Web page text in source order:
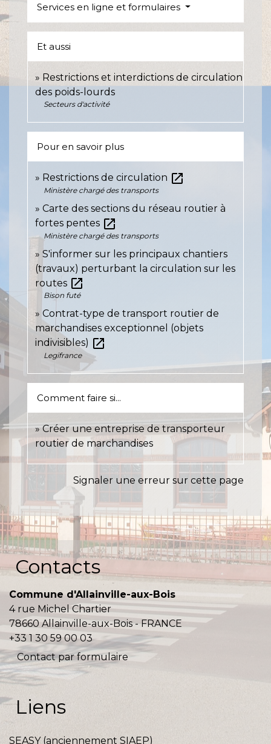
Services en ligne et formulaires
Et aussi
Restrictions et interdictions de circulation
des poids-lourds
Secteurs d'activité
Pour en savoir plus
Restrictions de circulation open_in_new
Ministère chargé des transports
Carte des sections du réseau routier à
fortes pentes open_in_new
Ministère chargé des transports
S'informer sur les principaux chantiers
(travaux) perturbant la circulation sur les
routes open_in_new
Bison futé
Contrat-type de transport routier de
marchandises exceptionnel (objets
indivisibles) open_in_new
Legifrance
Comment faire si...
Créer une entreprise de transporteur
routier de marchandises
Signaler une erreur sur cette page
Contacts
Commune d'Allainville-aux-Bois
4 rue Michel Chartier
78660 Allainville-aux-Bois - FRANCE
+33 1 30 59 00 03
Contact par formulaire
Liens
SEASY (anciennement SIAEP)